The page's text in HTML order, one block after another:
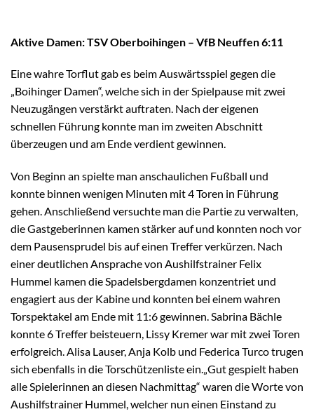
Aktive Damen: TSV Oberboihingen – VfB Neuffen 6:11
Eine wahre Torflut gab es beim Auswärtsspiel gegen die
„Boihinger Damen“, welche sich in der Spielpause mit zwei
Neuzugängen verstärkt auftraten. Nach der eigenen
schnellen Führung konnte man im zweiten Abschnitt
überzeugen und am Ende verdient gewinnen.
Von Beginn an spielte man anschaulichen Fußball und
konnte binnen wenigen Minuten mit 4 Toren in Führung
gehen. Anschließend versuchte man die Partie zu verwalten,
die Gastgeberinnen kamen stärker auf und konnten noch vor
dem Pausensprudel bis auf einen Treffer verkürzen. Nach
einer deutlichen Ansprache von Aushilfstrainer Felix
Hummel kamen die Spadelsbergdamen konzentriet und
engagiert aus der Kabine und konnten bei einem wahren
Torspektakel am Ende mit 11:6 gewinnen. Sabrina Bächle
konnte 6 Treffer beisteuern, Lissy Kremer war mit zwei Toren
erfolgreich. Alisa Lauser, Anja Kolb und Federica Turco trugen
sich ebenfalls in die Torschützenliste ein.„Gut gespielt haben
alle Spielerinnen an diesen Nachmittag“ waren die Worte von
Aushilfstrainer Hummel, welcher nun einen Einstand zu